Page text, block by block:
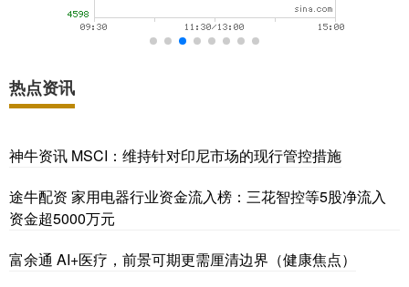
热点资讯
神牛资讯 MSCI：维持针对印尼市场的现行管控措施
途牛配资 家用电器行业资金流入榜：三花智控等5股净流入
资金超5000万元
富余通 AI+医疗，前景可期更需厘清边界（健康焦点）